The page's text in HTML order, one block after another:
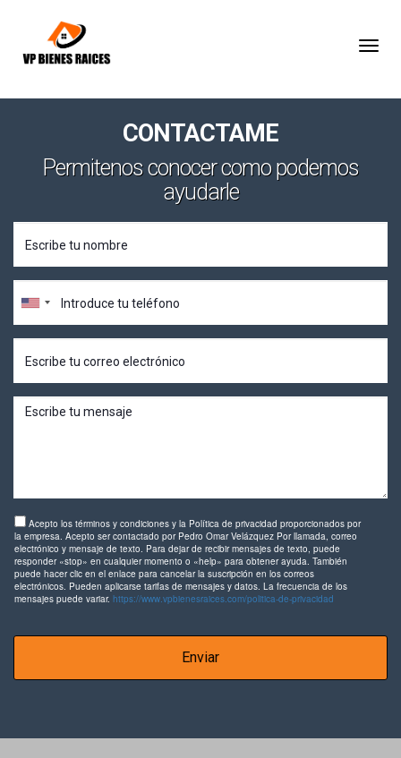
CONTACTAME
Permitenos conocer como podemos
ayudarle
Acepto los términos y condiciones y la Política de privacidad proporcionados por
la empresa. Acepto ser contactado por Pedro Omar Velázquez Por llamada, correo
electrónico y mensaje de texto. Para dejar de recibir mensajes de texto, puede
responder «stop» en cualquier momento o «help» para obtener ayuda. También
puede hacer clic en el enlace para cancelar la suscripción en los correos
electrónicos. Pueden aplicarse tarifas de mensajes y datos. La frecuencia de los
mensajes puede variar. https://www.vpbienesraices.com/politica-de-privacidad
Enviar